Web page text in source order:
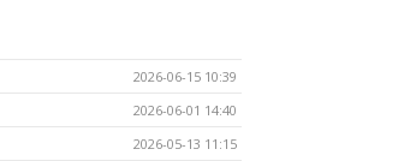
2026-06-15 10:39
2026-06-01 14:40
2026-05-13 11:15